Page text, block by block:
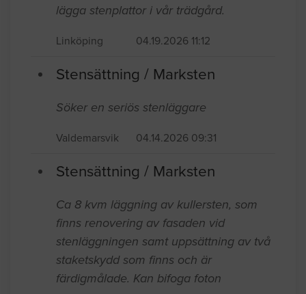
lägga stenplattor i vår trädgård.
Linköping 04.19.2026 11:12
Stensättning / Marksten
Söker en seriös stenläggare
Valdemarsvik 04.14.2026 09:31
Stensättning / Marksten
Ca 8 kvm läggning av kullersten, som
finns renovering av fasaden vid
stenläggningen samt uppsättning av två
staketskydd som finns och är
färdigmålade. Kan bifoga foton